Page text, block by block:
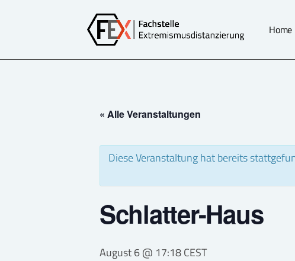
Home
« Alle Veranstaltungen
Diese Veranstaltung hat bereits
Schlatter-Haus
August 6 @ 17:18CEST